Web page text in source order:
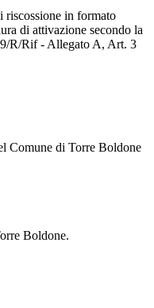
riscossione in formato
di attivazione secondo la
R/Rif - Allegato A, Art. 3
Comune di Torre Boldone
Boldone.